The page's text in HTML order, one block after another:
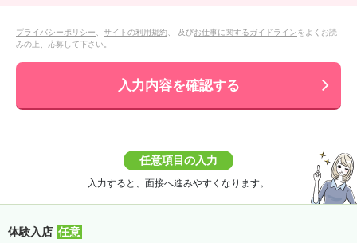
プライバシーポリシー サイトの利用規約 、 及びお仕事に関するガイドラインをよくお読
みの上、応募して下さい。
入力内容を確認する
任意項目の入力
入力すると、面接へ進みやすくなります。
体験入店